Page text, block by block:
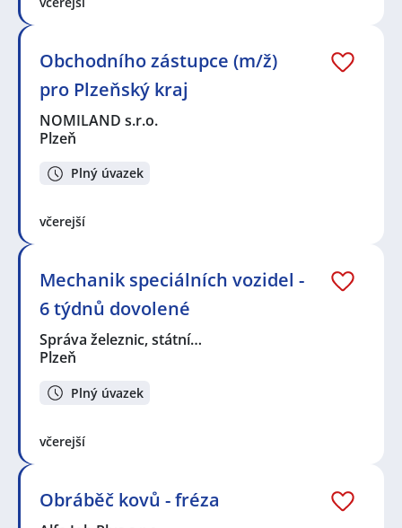
Obchodního zástupce (m/ž)
pro Plzeňský kraj
NOMILAND s.r.o.
Plzeň
Plný úvazek
včerejší
Mechanik speciálních vozidel -
6 týdnů dovolené
Správa železnic, státní…
Plzeň
Plný úvazek
včerejší
Obráběč kovů - fréza